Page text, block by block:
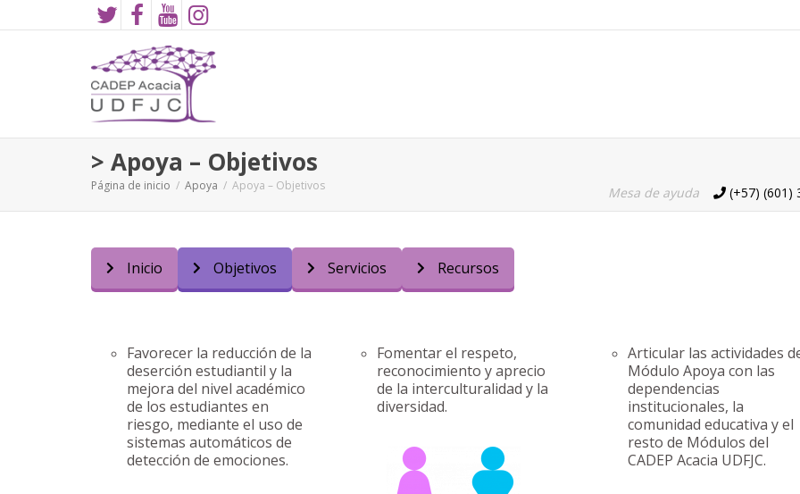
> Apoya – Objetivos
Página de inicio Apoya Apoya – Objetivos Mesa de ayuda Teléfono
(+57) (601)
Inicio Objetivos Servicios Recursos
Favorecer la reducción de la
deserción estudiantil y la
mejora del nivel académico
de los estudiantes en
riesgo, mediante el uso de
sistemas automáticos de
detección de emociones.
Fomentar el respeto,
reconocimiento y aprecio
de la interculturalidad y la
diversidad.
Articular las actividades
Módulo Apoya con las
dependencias
institucionales, la
comunidad educativa y el
resto de Módulos del
CADEP Acacia UDFJC.